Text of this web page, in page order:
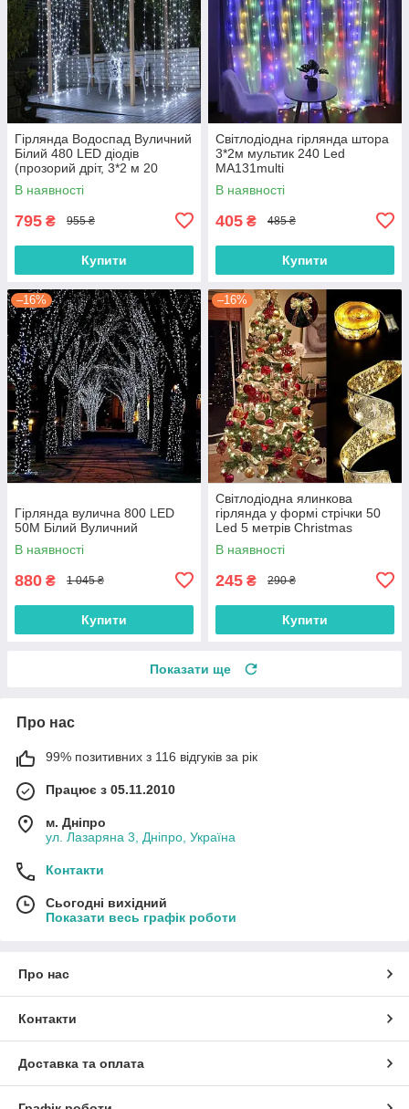
Гірлянда Водоспад Вуличний
Білий 480 LED діодів
(прозорий дріт, 3*2 м 20
ниток)
В наявності
795 ₴ 955 ₴
Купити
Світлодіодна гірлянда штора
3*2м мультик 240 Led
MA131multi
В наявності
405 ₴ 485 ₴
Купити
–16%
Гірлянда вулична 800 LED
50М Білий Вуличний
В наявності
880 ₴ 1 045 ₴
Купити
–16%
Світлодіодна ялинкова
гірлянда у формі стрічки 50
Led 5 метрів Christmas
Decoration Теплий білий
В наявності
245 ₴ 290 ₴
Купити
Показати ще
Про нас
99% позитивних з 116 відгуків за рік
Працює з 05.11.2010
м. Дніпро
ул. Лазаряна 3, Дніпро, Україна
Контакти
Сьогодні вихідний
Показати весь графік роботи
Про нас
Контакти
Доставка та оплата